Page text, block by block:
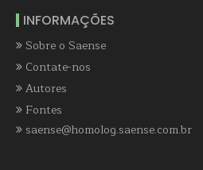
INFORMAÇÕES
Sobre o Saense
Contate-nos
Autores
Fontes
saense@homolog.saense.com.br